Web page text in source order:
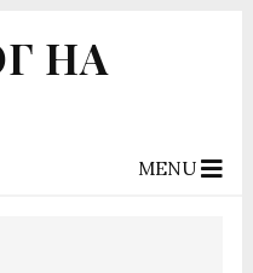
НА
MENU